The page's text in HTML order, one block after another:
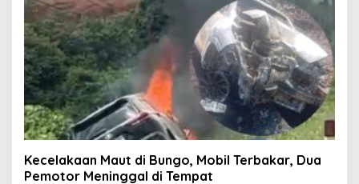
Kecelakaan Maut di Bungo, Mobil Terbakar, Dua
Pemotor Meninggal di Tempat